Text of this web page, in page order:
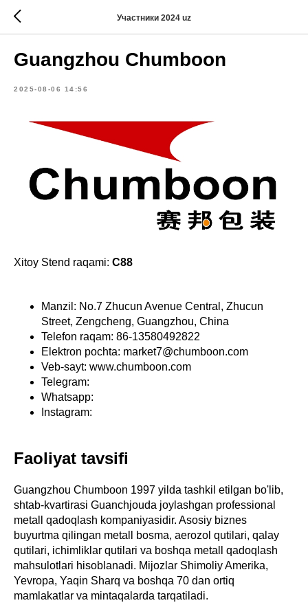
Участники 2024 uz
Guangzhou Chumboon
2025-08-06 14:56
Xitoy Stend raqami: C88
Manzil: No.7 Zhucun Avenue Central, Zhucun
Street, Zengcheng, Guangzhou, China
Telefon raqam: 86-13580492822
Elektron pochta: market7@chumboon.com
Veb-sayt: www.chumboon.com
Telegram:
Whatsapp:
Instagram:
Faoliyat tavsifi
Guangzhou Chumboon 1997 yilda tashkil etilgan bo'lib,
shtab-kvartirasi Guanchjouda joylashgan professional
metall qadoqlash kompaniyasidir. Asosiy biznes
buyurtma qilingan metall bosma, aerozol qutilari, qalay
qutilari, ichimliklar qutilari va boshqa metall qadoqlash
mahsulotlari hisoblanadi. Mijozlar Shimoliy Amerika,
Yevropa, Yaqin Sharq va boshqa 70 dan ortiq
mamlakatlar va mintaqalarda tarqatiladi.